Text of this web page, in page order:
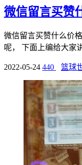
微信留言买赞
微信留言买赞什么价
呢， 下面上编给大家
2022-05-24 440 篮球